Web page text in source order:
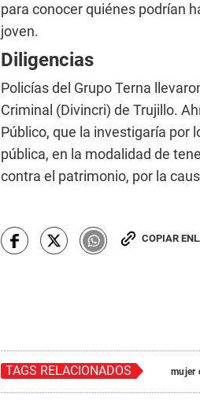
para conocer quiénes podrían
joven.
Diligencias
Policías del Grupo Terna
Criminal (Divincri) de Trujillo.
Público, que la investigaría por
pública, en la modalidad de
contra el patrimonio, por la
COPIAR
TAGS RELACIONADOS mujer